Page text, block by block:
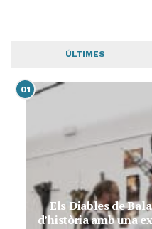
ÚLTIMES
01
Els Diables de
d’història amb una